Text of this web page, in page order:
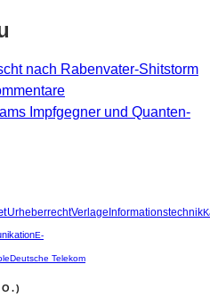
nach Rabenvater-Shitstorm
Impfgegner und Quanten-
UrheberrechtVerlage Informationstechnik
E-
Deutsche Telekom